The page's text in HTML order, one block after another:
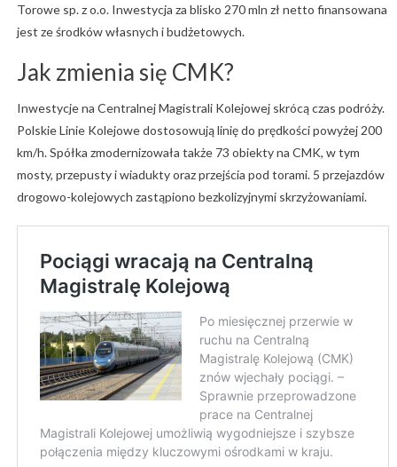
Torowe sp. z o.o. Inwestycja za blisko 270 mln zł netto finansowana
jest ze środków własnych i budżetowych.
Jak zmienia się CMK?
Inwestycje na Centralnej Magistrali Kolejowej skrócą czas podróży.
Polskie Linie Kolejowe dostosowują linię do prędkości powyżej 200
km/h. Spółka zmodernizowała także 73 obiekty na CMK, w tym
mosty, przepusty i wiadukty oraz przejścia pod torami. 5 przejazdów
drogowo-kolejowych zastąpiono bezkolizyjnymi skrzyżowaniami.